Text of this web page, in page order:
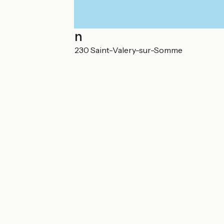
Localisation
345 Route d'Eu 80230 Saint-Valery-sur-Somme